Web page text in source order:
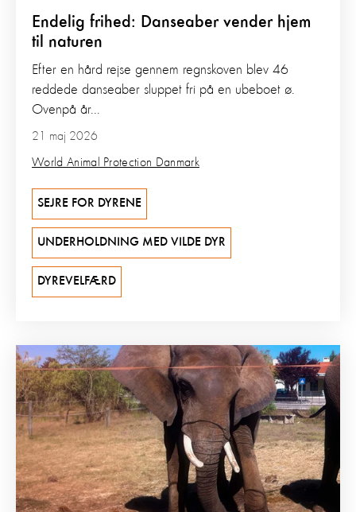
Endelig frihed: Danseaber vender hjem
til naturen
21 maj 2026
World Animal Protection Danmark
Efter en hård rejse gennem regnskoven blev 46
reddede danseaber sluppet fri på en ubeboet ø.
Ovenpå år...
SEJRE FOR DYRENE
UNDERHOLDNING MED VILDE DYR
DYREVELFÆRD